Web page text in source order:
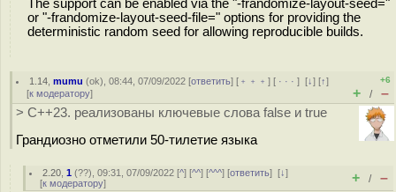
The support can be enabled via the "-frandomize-layout-seed="
or "-frandomize-layout-seed-file=" options for providing the
deterministic random seed for allowing reproducible builds.
1.14 ,mumu (ok), 08:44, 07/09/2022 [ответить] [ ﹢﹢﹢] [ · · ·][↓] [↑]
[к модератору]
+6
+ / –
> C++23. реализованы ключевые слова false и true
Грандиозно отметили 50-тилетие языка
2.20 ,1 (??), 09:31, 07/09/2022 [^] [^^] [^^^] [ответить][↓]
[к модератору] + / –